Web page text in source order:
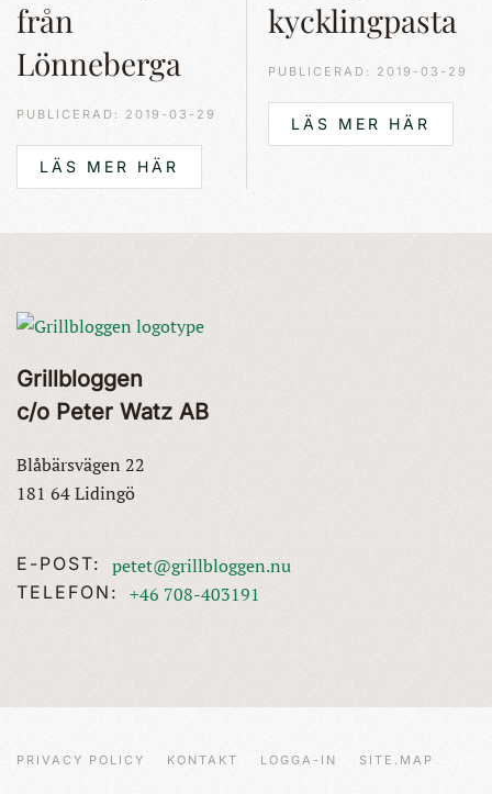
från
Lönneberga
PUBLICERAD: 2019-03-29
LÄS MER HÄR
kycklingpasta
PUBLICERAD: 2019-03-29
LÄS MER HÄR
Grillbloggen
c/o Peter Watz AB
Blåbärsvägen 22
181 64 Lidingö
E-POST: petet@grillbloggen.nu
TELEFON: +46 708-403191
PRIVACY POLICY KONTAKT LOGGA-IN SITE.MAP